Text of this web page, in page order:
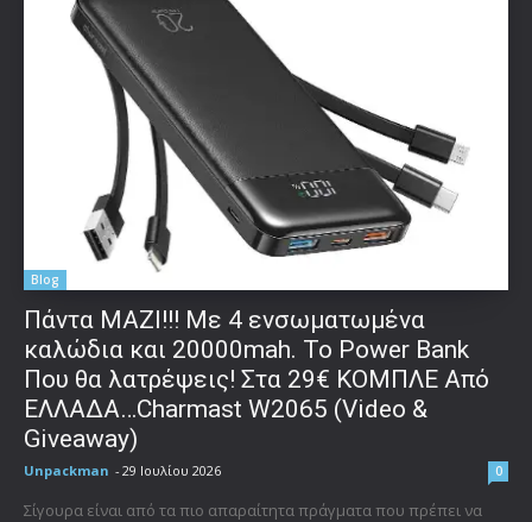
Blog
Πάντα ΜΑΖΙ!!! Με 4 ενσωματωμένα
καλώδια και 20000mah. Το Power Bank
Που θα λατρέψεις! Στα 29€ ΚΟΜΠΛΕ Από
ΕΛΛΑΔΑ…Charmast W2065 (Video &
Giveaway)
Unpackman - 29 Ιουλίου 2026 0
Σίγουρα είναι από τα πιο απαραίτητα πράγματα που πρέπει να